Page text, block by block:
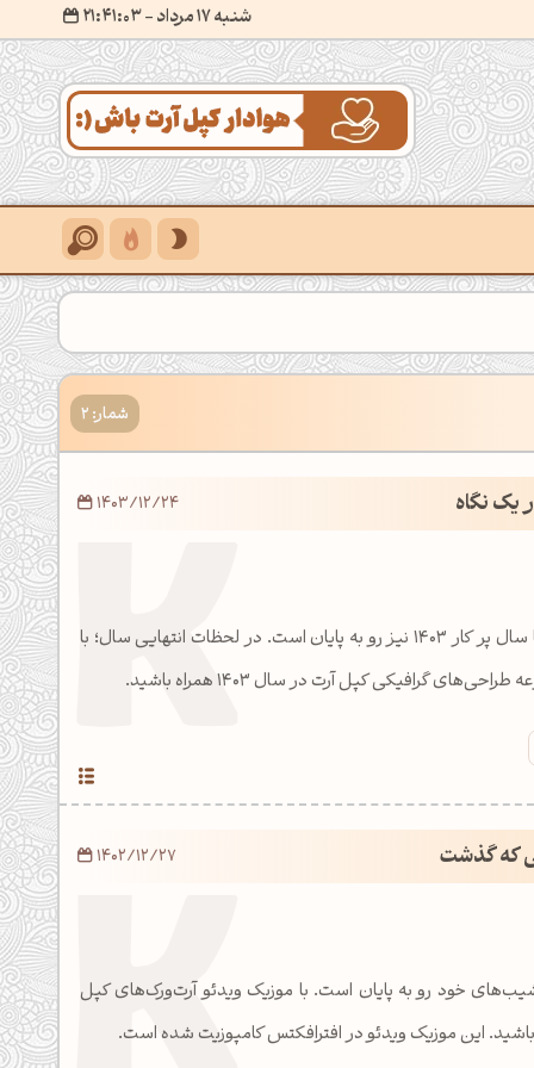
شنبه 17 مرداد - ۲۱:۴۱:۰۵
شمار: 2
با تمام فرازها و نشیب‌ها سال پر کار 1403 نیز رو به پایان است. در لحظات انتهایی سال؛ با
گرافیکی کپل آرت در سال 1403 همراه باشید.
1403/12/24
که گذشت
فراز نشیب‌های خود رو به پایان است. با موزیک ویدئو آرت‌ورک‌های کپل
1402/12/27